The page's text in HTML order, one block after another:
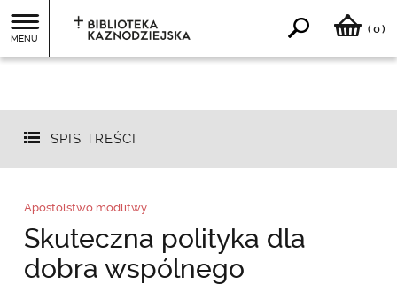
MENU
( 0)
SPIS TREŚCI
Apostolstwo modlitwy
Skuteczna polityka dla
dobra wspólnego